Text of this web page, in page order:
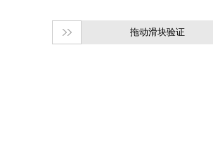
拖动滑块验证